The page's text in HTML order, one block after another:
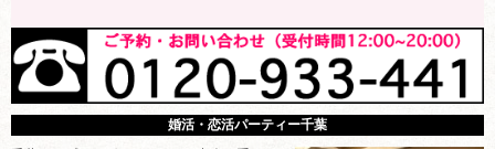
婚活・恋活パーティー千葉